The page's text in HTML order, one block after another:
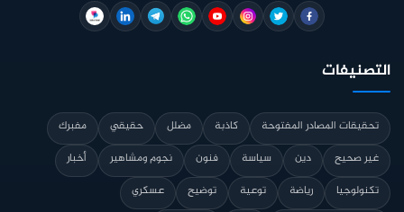
التصنيفات
تحقيقات المصادر المفتوحة كاذبة مضلل حقيقي
مفبرك
غير صحيح
دين سياسة فنون نجوم ومشاهير
أخبار
تكنولوجيا
رياضة توعية توضيح
عسكري